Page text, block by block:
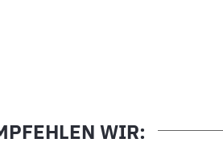
WIR: